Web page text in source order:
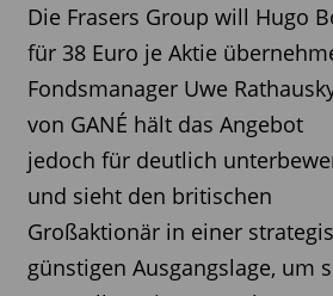
Die Frasers Group will Hugo
für 38 Euro je Aktie
Fondsmanager Uwe
von GANÉ hält das Angebot
jedoch für deutlich
und sieht den britischen
Großaktionär in einer
günstigen Ausgangslage, um